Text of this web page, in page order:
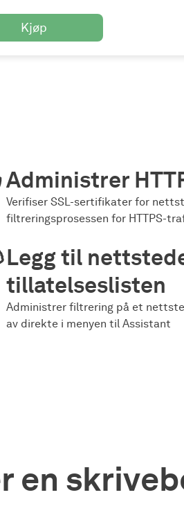
Kjøp
Administrer
Verifiser SSL-sertifikater for
filtreringsprosessen for HTTPS-
Legg til
tillatelseslisten
Administrer filtrering på et
av direkte i menyen til Assistant
en